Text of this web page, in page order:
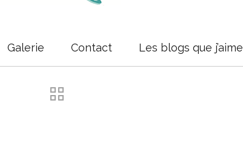
Galerie Contact Les blogs que j’aime